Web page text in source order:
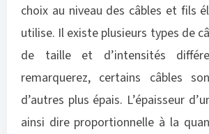
choix au niveau des câbles et fils
utilise. Il existe plusieurs types de
de taille et d’intensités
remarquerez, certains câbles
d’autres plus épais. L’épaisseur
ainsi dire proportionnelle à la